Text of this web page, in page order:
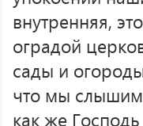
внутренняя,
оградой
сады и
что мы слышим
как же